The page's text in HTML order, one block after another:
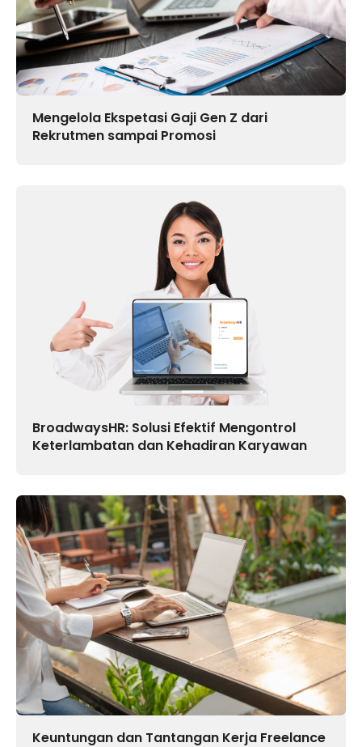
Mengelola Ekspetasi Gaji Gen Z dari
Rekrutmen sampai Promosi
BroadwaysHR: Solusi Efektif Mengontrol
Keterlambatan dan Kehadiran Karyawan
Keuntungan dan Tantangan Kerja Freelance